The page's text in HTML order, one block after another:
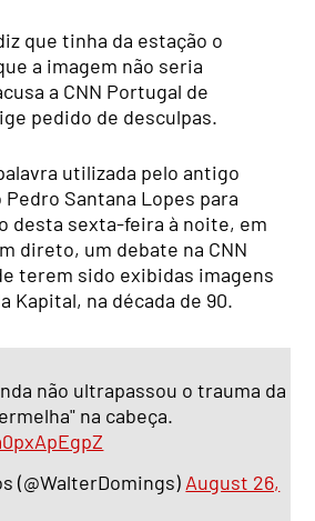
que tinha da estação o
a imagem não seria
a CNN Portugal de
pedido de desculpas.
utilizada pelo antigo
Santana Lopes para
desta sexta-feira à noite, em
direto, um debate na CNN
terem sido exibidas imagens
Kapital, na década de 90.
não ultrapassou o trauma da
na cabeça.
(@WalterDomings) August 26,